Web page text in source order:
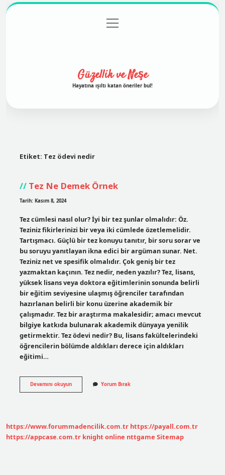
Gizlilik Politikası
menüyü
aç
Güzellik ve Neşe
Hayatına ışıltı katan öneriler bul!
Etiket: Tez ödevi nedir
Tez Ne Demek Örnek
Tarih: Kasım 8, 2024
Tez cümlesi nasıl olur? İyi bir tez şunlar olmalıdır: Öz.
Teziniz fikirlerinizi bir veya iki cümlede özetlemelidir.
Tartışmacı. Güçlü bir tez konuyu tanıtır, bir soru sorar ve
bu soruyu yanıtlayan ikna edici bir argüman sunar. Net.
Teziniz net ve spesifik olmalıdır. Çok geniş bir tez
yazmaktan kaçının. Tez nedir, neden yazılır? Tez, lisans,
yüksek lisans veya doktora eğitimlerinin sonunda belirli
bir eğitim seviyesine ulaşmış öğrenciler tarafından
hazırlanan belirli bir konu üzerine akademik bir
çalışmadır. Tez bir araştırma makalesidir; amacı mevcut
bilgiye katkıda bulunarak akademik dünyaya yenilik
getirmektir. Tez ödevi nedir? Bu, lisans fakültelerindeki
öğrencilerin bölümde aldıkları derece için aldıkları
eğitimi…
Devamını okuyunTez
Ne
Yorum Bırak
https://www.forummadencilik.com.tr https://payall.com.tr
https://appcase.com.tr knight online nttgame Sitemap